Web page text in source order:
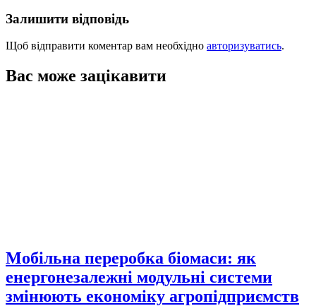
Залишити відповідь
Щоб відправити коментар вам необхідно авторизуватись.
Вас може зацікавити
Мобільна переробка біомаси: як
енергонезалежні модульні системи
змінюють економіку агропідприємств